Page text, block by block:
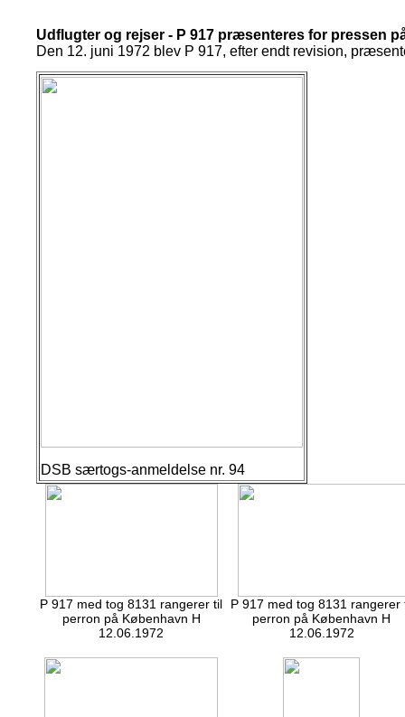
Udflugter og rejser - P 917 præsenteres for pressen
Den 12. juni 1972 blev P 917, efter endt revision,
DSB særtogs-anmeldelse nr. 94
P 917 med tog 8131 rangerer til
perron på København H
12.06.1972
P 917 med tog 8131 rangerer
perron på København H
12.06.1972